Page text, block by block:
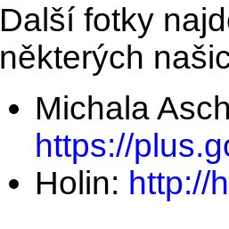
Další fotky
některých
Michala
https://
Holin: http://